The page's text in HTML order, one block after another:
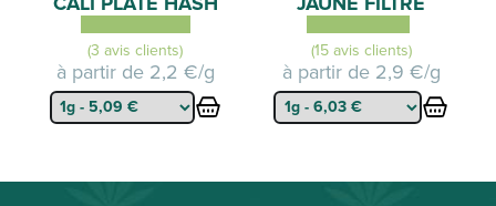
(3 avis clients)
à partir de 2,2 €/g
(15 avis clients)
à partir de 2,9 €/g